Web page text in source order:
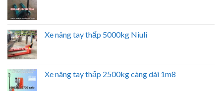
Xe nâng tay thấp 5000kg Niuli
Xe nâng tay thấp 2500kg càng dài 1m8